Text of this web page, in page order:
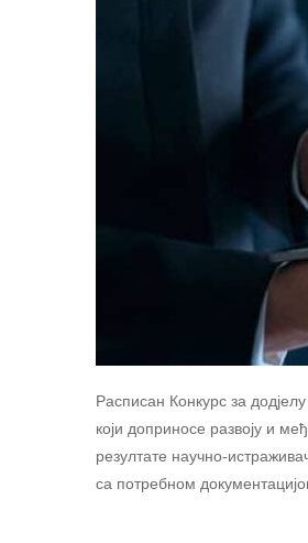
Расписан Конкурс за
који доприносе развоју и
резултате научно-
са потребном